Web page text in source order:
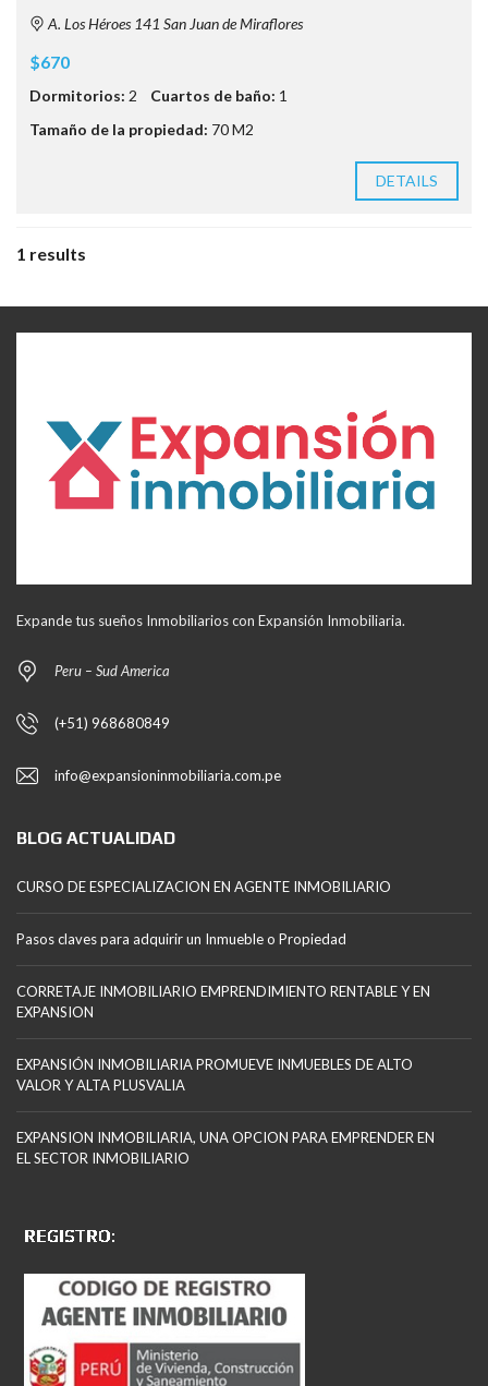
A. Los Héroes 141 San Juan de Miraflores
$670
Dormitorios: 2 Cuartos de baño: 1
Tamaño de la propiedad: 70 M2
DETAILS
1 results
Expande tus sueños Inmobiliarios con Expansión Inmobiliaria.
Peru – Sud America
(+51) 968680849
info@expansioninmobiliaria.com.pe
BLOG ACTUALIDAD
CURSO DE ESPECIALIZACION EN AGENTE INMOBILIARIO
Pasos claves para adquirir un Inmueble o Propiedad
CORRETAJE INMOBILIARIO EMPRENDIMIENTO RENTABLE Y EN
EXPANSION
EXPANSIÓN INMOBILIARIA PROMUEVE INMUEBLES DE ALTO
VALOR Y ALTA PLUSVALIA
EXPANSION INMOBILIARIA, UNA OPCION PARA EMPRENDER EN
EL SECTOR INMOBILIARIO